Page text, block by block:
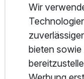
Für 3 Tage
Küchenchef des
Speisen der
Unser 1997
komfortabel und
mit Dusche /
Wir
bieten sowie